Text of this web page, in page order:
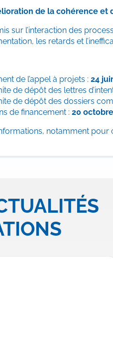
de la cohérence
sur l’interaction des
les retards et
de l’appel à projets :24
de dépôt des lettres
de dépôt des dossiers
de financement :20
notamment